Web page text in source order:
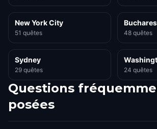
New York City
51 quêtes 48 quêtes
Sydney
29 quêtes 24 quêtes
Questions
posées